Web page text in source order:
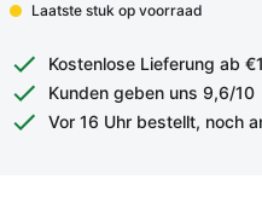
Laatste stuk op voorraad
Kostenlose Lieferung ab
Kunden geben uns 9,6/10
Vor 16 Uhr bestellt, noch